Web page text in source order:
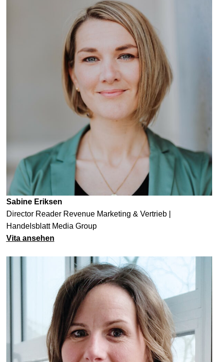
Sabine Eriksen
Director Reader Revenue Marketing & Vertrieb |
Handelsblatt Media Group
Vita ansehen